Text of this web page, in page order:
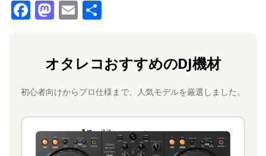
F
b
o
o
k
M
o
d
o
n
E
l
オタレコおすすめのDJ機材
初心者向けからプロ仕様まで、人気モデルを厳選しました。